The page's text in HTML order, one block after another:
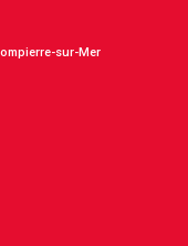
sur-Mer